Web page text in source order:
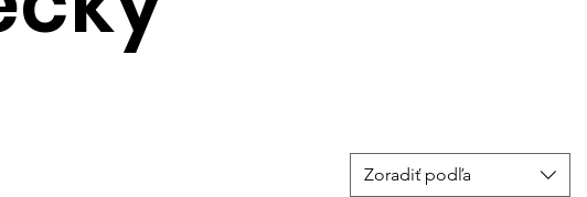
Zoradiť podľa